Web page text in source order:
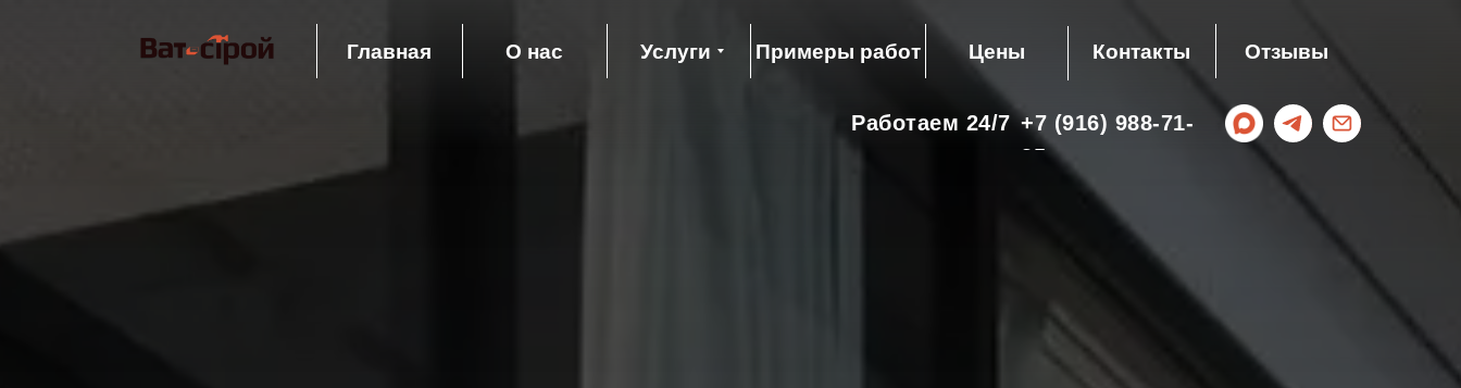
Главная Примеры работ Цены Контакты
О нас Услуги Отзывы
+7 (916) 988-71-
35
Работаем 24/7